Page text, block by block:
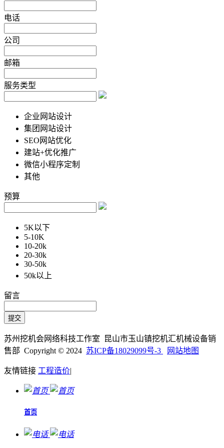
电话
公司
邮箱
服务类型
企业网站设计
集团网站设计
SEO网站优化
建站+优化推广
微信小程序定制
其他
预算
5K以下
5-10K
10-20k
20-30k
30-50k
50k以上
留言
苏州挖机会网络科技工作室 昆山市玉山镇挖机汇机械设备销
售部 Copyright © 2024 苏ICP备18029099号-3 网站地图
友情链接 工程造价|
首页